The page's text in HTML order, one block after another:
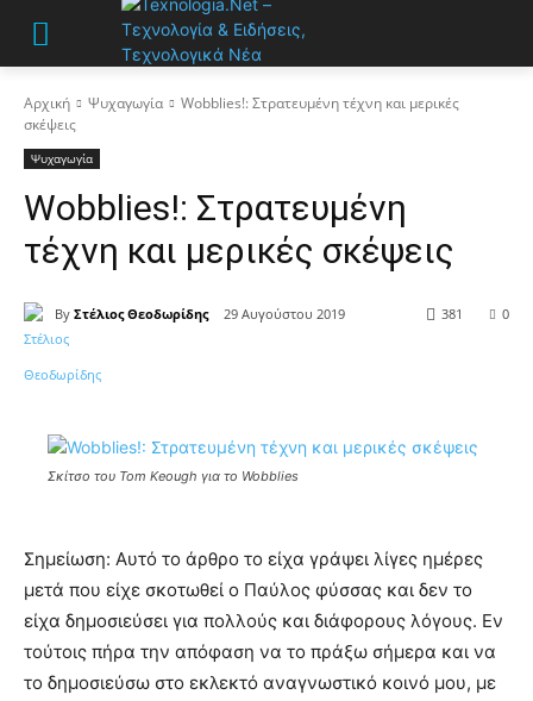
Αρχική Ψυχαγωγία
Wobblies!: Στρατευμένη τέχνη και μερικές
σκέψεις
Ψυχαγωγία
Wobblies!: Στρατευμένη
τέχνη και μερικές σκέψεις
By Στέλιος Θεοδωρίδης 29 Αυγούστου 2019 0
381
Σκίτσο του Tom Keough για το Wobblies
Σημείωση: Αυτό το άρθρο το είχα γράψει λίγες ημέρες
μετά που είχε σκοτωθεί ο Παύλος φύσσας και δεν το
είχα δημοσιεύσει για πολλούς και διάφορους λόγους. Εν
τούτοις πήρα την απόφαση να το πράξω σήμερα και να
το δημοσιεύσω στο εκλεκτό αναγνωστικό κοινό μου, με